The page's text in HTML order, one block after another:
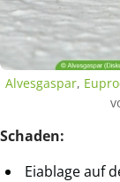
Alvesgaspar,
Schaden:
Eiablage auf